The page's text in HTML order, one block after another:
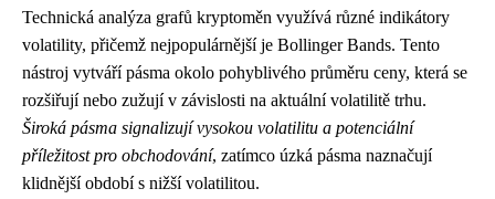
Technická analýza grafů kryptoměn využívá různé indikátory
volatility, přičemž nejpopulárnější je Bollinger Bands. Tento
nástroj vytváří pásma okolo pohyblivého průměru ceny, která se
rozšiřují nebo zužují v závislosti na aktuální volatilitě trhu.
Široká pásma signalizují vysokou volatilitu a potenciální
příležitost pro obchodování, zatímco úzká pásma naznačují
klidnější období s nižší volatilitou.